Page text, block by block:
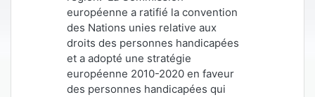
européenne a ratifié la convention
des Nations unies relative aux
droits des personnes handicapées
et a adopté une stratégie
européenne 2010-2020 en faveur
des personnes handicapées qui